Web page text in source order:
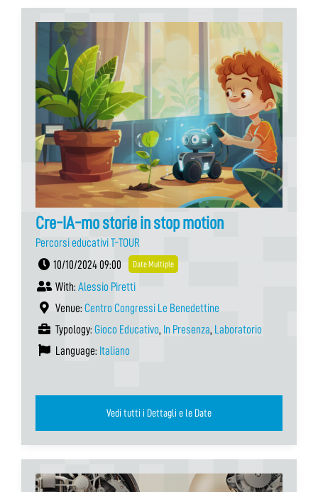
Cre-IA-mo storie in stop motion
Percorsi educativi T-TOUR
10/10/2024 09:00
Date Multiple
With: Alessio Piretti
Venue: Centro Congressi Le Benedettine
Typology: Gioco Educativo, In Presenza, Laboratorio
Language: Italiano
Vedi tutti i Dettagli e le Date